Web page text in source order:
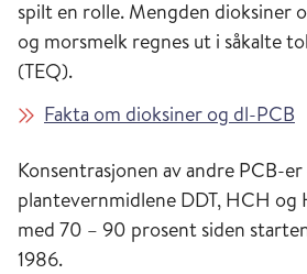
spilt en rolle. Mengden dioksiner
og morsmelk regnes ut i såkalte
(TEQ).
Fakta om dioksiner og dl-PCB
Konsentrasjonen av andre PCB-
plantevernmidlene DDT, HCH og
med 70 – 90 prosent siden
1986.